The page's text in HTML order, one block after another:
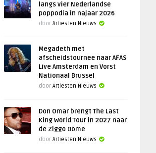
langs vier Nederlandse
poppodia in najaar 2026
door Artiesten Nieuws
Megadeth met
afscheidstournee naar AFAS
Live Amsterdam en Vorst
Nationaal Brussel
door Artiesten Nieuws
Don Omar brengt The Last
King World Tour in 2027 naar
de Ziggo Dome
door Artiesten Nieuws